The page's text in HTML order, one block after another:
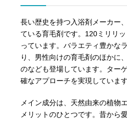
長い歴史を持つ入浴剤メーカー
ている育毛剤です。120ミリリ
っています。バラエティ豊かな
り、男性向けの育毛剤のほかに
のなども登場しています。ター
確なアプローチを実現しています
メイン成分は、天然由来の植物
メリットのひとつです。昔から